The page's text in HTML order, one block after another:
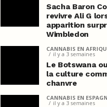
Sacha Baron
revivre Ali G
apparition
Wimbledon
CANNABIS EN
il y a 3 semaines
Le Botswana
la culture
chanvre
CANNABIS EN
il y a 3 semaines